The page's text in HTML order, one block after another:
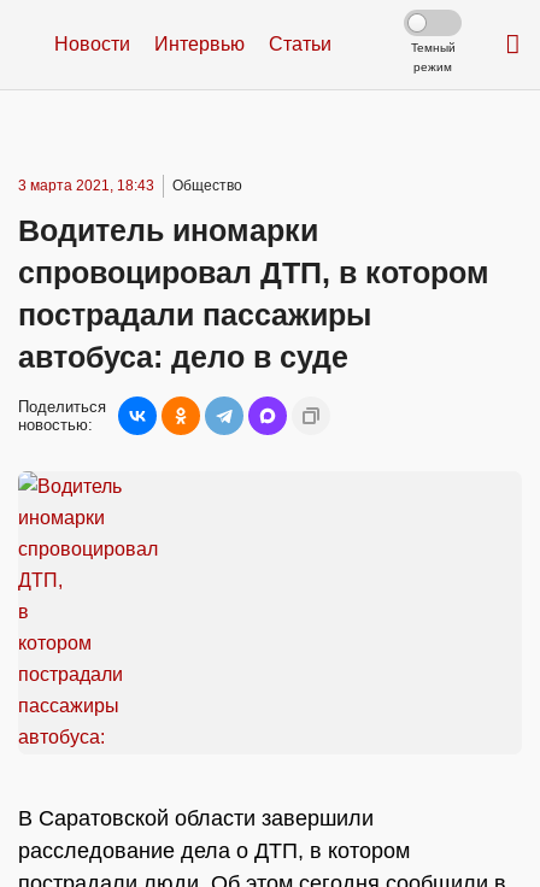
Новости Интервью Статьи
Темный
режим
3 марта 2021, 18:43 Общество
Водитель иномарки
спровоцировал ДТП, в котором
пострадали пассажиры
автобуса: дело в суде
Поделиться
новостью:
В Саратовской области завершили
расследование дела о ДТП, в котором